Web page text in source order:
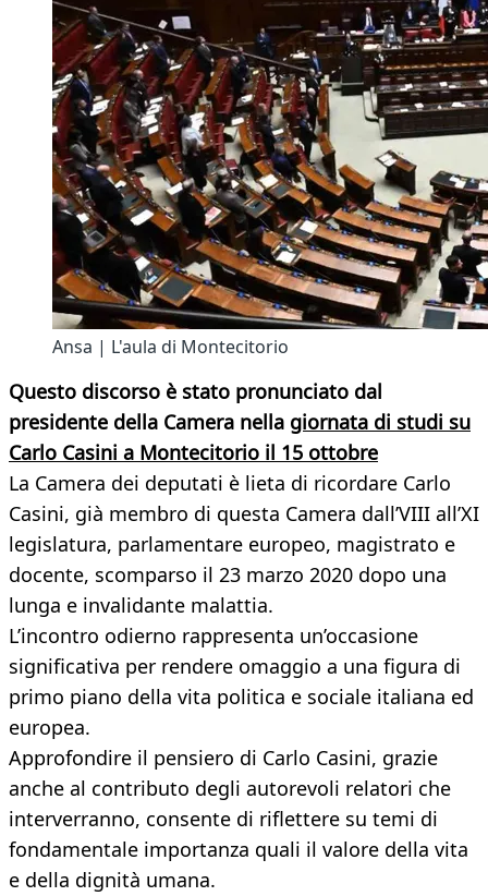
Ansa | L'aula di Montecitorio
Questo discorso è stato pronunciato dal
presidente della Camera nella giornata di studi su
Carlo Casini a Montecitorio il 15 ottobre
La Camera dei deputati è lieta di ricordare Carlo
Casini, già membro di questa Camera dall’VIII all’XI
legislatura, parlamentare europeo, magistrato e
docente, scomparso il 23 marzo 2020 dopo una
lunga e invalidante malattia.
L’incontro odierno rappresenta un’occasione
significativa per rendere omaggio a una figura di
primo piano della vita politica e sociale italiana ed
europea.
Approfondire il pensiero di Carlo Casini, grazie
anche al contributo degli autorevoli relatori che
interverranno, consente di riflettere su temi di
fondamentale importanza quali il valore della vita
e della dignità umana.